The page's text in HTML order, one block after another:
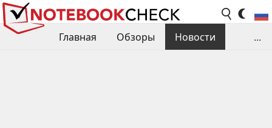
Главная Обзоры
Новости
...